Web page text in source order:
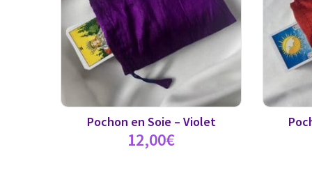
Pochon en Soie – Violet
12,00€